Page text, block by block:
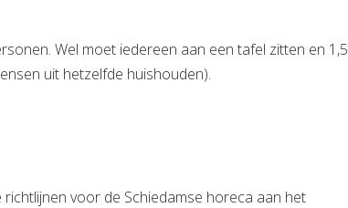
Wel moet iedereen aan een tafel zitten en 1,5
uit hetzelfde huishouden).
voor de Schiedamse horeca aan het